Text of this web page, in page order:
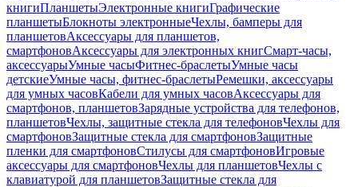
книгиПланшетыЭлектронные книгиГрафические
планшетыБлокноты электронныеЧехлы, бамперы для
планшетовАксессуары для планшетов,
смартфоновАксессуары для электронных книгСмарт-часы,
аксессуарыУмные часыФитнес-браслетыУмные часы
детскиеУмные часы, фитнес-браслетыРемешки, аксессуары
для умных часовКабели для умных часовАксессуары для
смартфонов, планшетовЗарядные устройства для телефонов,
планшетовЧехлы, защитные стекла для телефоновЧехлы для
смартфоновЗащитные стекла для смартфоновЗащитные
пленки для смартфоновСтилусы для смартфоновИгровые
аксессуары для смартфоновЧехлы для планшетовЧехлы с
клавиатурой для планшетовЗащитные стекла для